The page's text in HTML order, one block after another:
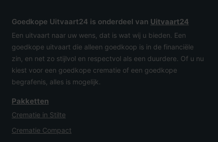
Goedkope Uitvaart24 is onderdeel van Uitvaart24
Een uitvaart naar uw wens, dat is wat wij u bieden. Een
goedkope uitvaart die alleen goedkoop is in de financiële
zin, en net zo stijlvol en respectvol als een duurdere. Of u nu
kiest voor een goedkope crematie of een goedkope
begrafenis, alles is mogelijk.
Pakketten
Crematie in Stilte
Crematie Compact